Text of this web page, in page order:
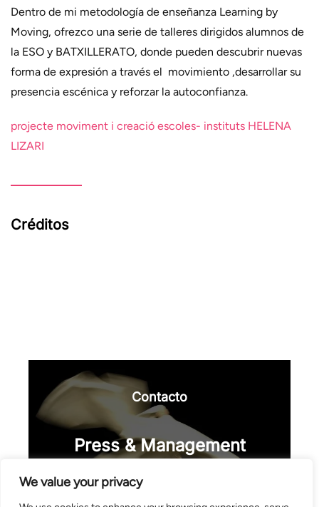
We value your privacy
Dentro de mi metodología de enseñanza Learning by
Moving, ofrezco una serie de talleres dirigidos alumnos de
la ESO y BATXILLERATO, donde pueden descubrir nuevas
forma de expresión a través el movimiento ,desarrollar su
presencia escénica y reforzar la autoconfianza.
projecte moviment i creació escoles- instituts HELENA
LIZARI
Créditos
Contacto
Press & Management
info@helenalizari.com
(+34) 635 98 83 66